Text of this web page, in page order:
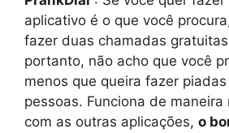
aplicativo é o que você
fazer duas chamadas
portanto, não acho que você
menos que queira fazer
pessoas. Funciona de
com as outras aplicações, o